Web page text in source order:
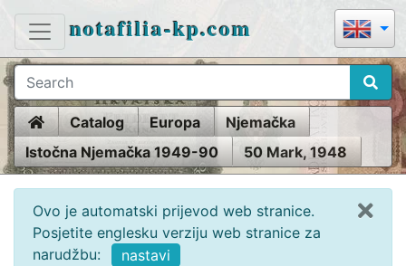
notafilia-kp.com
HomeCatalog Europa
Njemačka
Istočna Njemačka 1949-90
50 Mark, 1948
Ovo je automatski prijevod web stranice.
Posjetite englesku verziju web stranice za
narudžbu:
nastavi